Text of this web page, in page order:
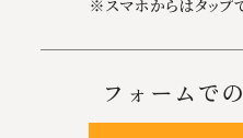
フォームで